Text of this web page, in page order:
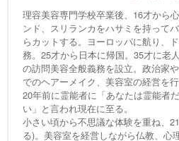
理容美容専門学校卒業後、16才から
ンド、スリランカをハサミを持って
らカットする。ヨーロッパに航り、
務。25才から日本に帰国。35才に老
の訪問美容全般義務を設立。政治家
でのヘアーメイク、美容室の経営を行
20年前に霊能者に「あなたは霊能者
い」と言われ現在に至る。
小さい頃から不思議な体験を重ね、
る)。美容室を経営しながら仏教、心